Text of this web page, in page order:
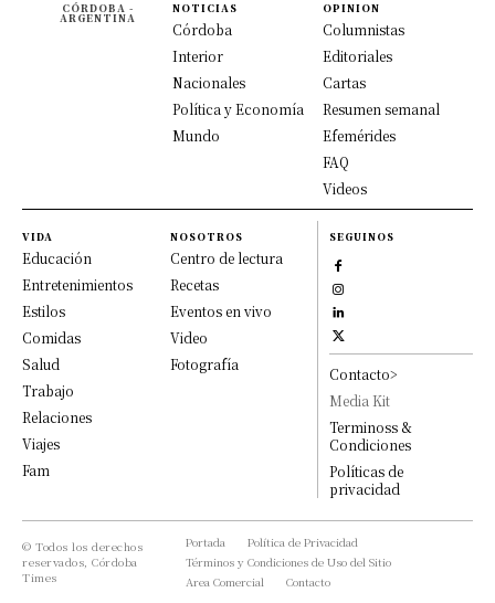
CÓRDOBA -
ARGENTINA
NOTICIAS
Córdoba
Interior
Nacionales
Política y Economía
Mundo
OPINION
Columnistas
Editoriales
Cartas
Resumen semanal
Efemérides
FAQ
Videos
VIDA
Educación
Entretenimientos
Estilos
Comidas
Salud
Trabajo
Relaciones
Viajes
Fam
NOSOTROS
Centro de lectura
Recetas
Eventos en vivo
Video
Fotografía
SEGUINOS
Contacto>
Media Kit
Terminoss &
Condiciones
Políticas de
privacidad
© Todos los derechos
reservados, Córdoba
Times
Portada
Política de Privacidad
Términos y Condiciones de Uso del Sitio
Area Comercial
Contacto